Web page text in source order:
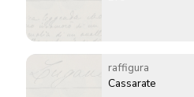
raffigura
Cassarate